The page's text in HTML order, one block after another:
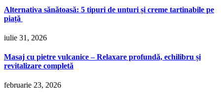
Alternativa sănătoasă: 5 tipuri de unturi și creme tartinabile pe
piață
iulie 31, 2026
Masaj cu pietre vulcanice – Relaxare profundă, echilibru și
revitalizare completă
februarie 23, 2026